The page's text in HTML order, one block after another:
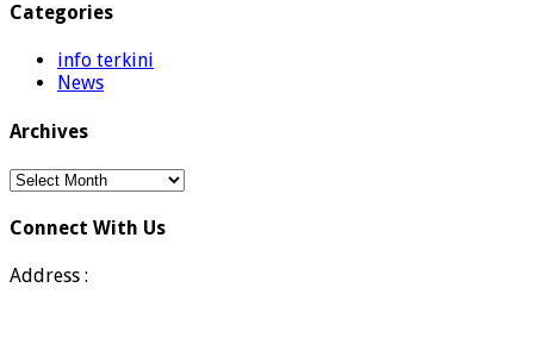
Categories
info terkini
News
Archives
Archives
Connect With Us
Address :